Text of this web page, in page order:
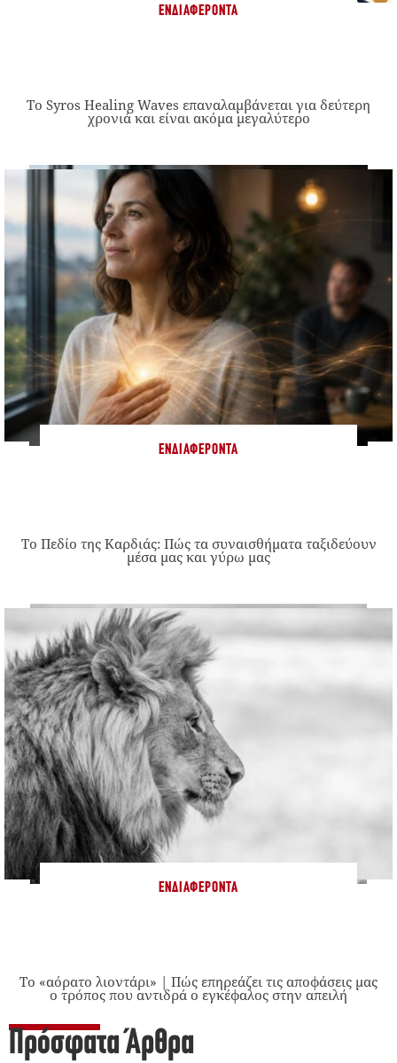
ΕΝΔΙΑΦΈΡΟΝΤΑ
Το Syros Healing Waves επαναλαμβάνεται για δεύτερη
χρονιά και είναι ακόμα μεγαλύτερο
ΕΝΔΙΑΦΈΡΟΝΤΑ
Το Πεδίο της Καρδιάς: Πώς τα συναισθήματα ταξιδεύουν
μέσα μας και γύρω μας
ΕΝΔΙΑΦΈΡΟΝΤΑ
Το «αόρατο λιοντάρι» | Πώς επηρεάζει τις αποφάσεις μας
ο τρόπος που αντιδρά ο εγκέφαλος στην απειλή
Πρόσφατα Άρθρα